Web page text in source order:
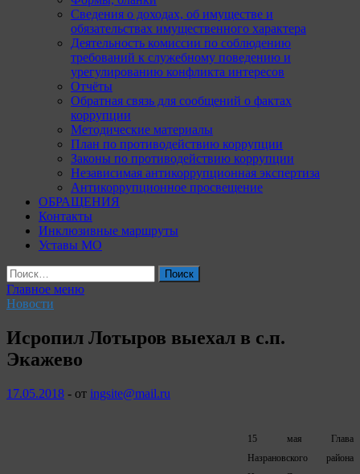
Сведения о доходах, об имуществе и
обязательствах имущественного характера
Деятельность комиссии по соблюдению
требований к служебному поведению и
урегулированию конфликта интересов
Отчёты
Обратная связь для сообщений о фактах
коррупции
Методические материалы
План по противодействию коррупции
Законы по противодействию коррупции
Независимая антикоррупционная экспертиза
Антикоррупционное просвещение
ОБРАЩЕНИЯ
Контакты
Инклюзивные маршруты
Уставы МО
Найти:
Главное меню
Новости
Исропил Лотыров выехал в с.п.
Экажево
17.05.2018 - от ingsite@mail.ru
15 мая Глава
Назрановского района